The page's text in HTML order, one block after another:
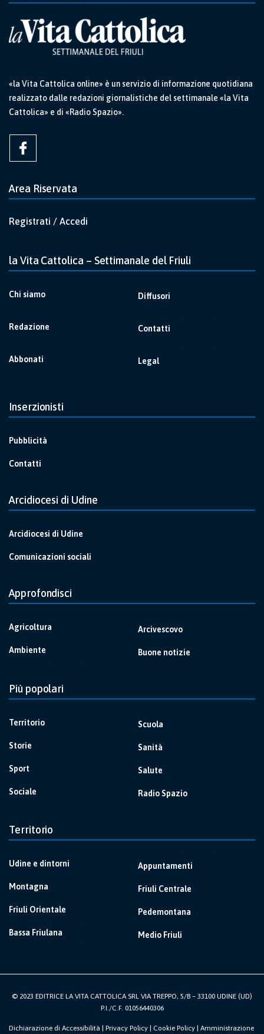
«la Vita Cattolica online» è un servizio di informazione quotidiana
realizzato dalle redazioni giornalistiche del settimanale «la Vita
Cattolica» e di «Radio Spazio».
Area Riservata
Registrati / Accedi
la Vita Cattolica – Settimanale del Friuli
Chi siamo
Redazione
Abbonati
Diffusori
Contatti
Legal
Inserzionisti
Pubblicità
Contatti
Arcidiocesi di Udine
Arcidiocesi di Udine
Comunicazioni sociali
Approfondisci
Agricoltura
Ambiente
Arcivescovo
Buone notizie
Più popolari
Territorio
Storie
Sport
Sociale
Scuola
Sanità
Salute
Radio Spazio
Territorio
Udine e dintorni
Montagna
Friuli Orientale
Bassa Friulana
Appuntamenti
Friuli Centrale
Pedemontana
Medio Friuli
© 2023 EDITRICE LA VITA CATTOLICA SRL VIA TREPPO, 5/B – 33100 UDINE (UD)
P.I./C.F. 01056440306
Dichiarazione di Accessibilità | Privacy Policy | Cookie Policy | Amministrazione